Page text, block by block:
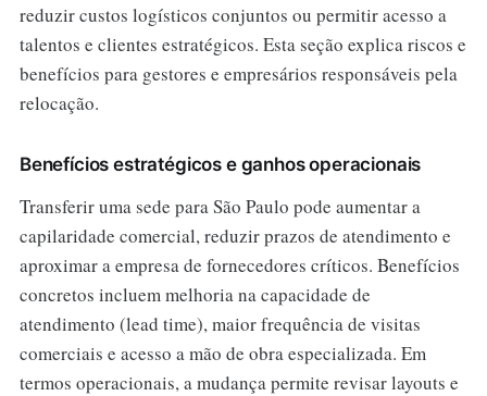
reduzir custos logísticos conjuntos ou permitir acesso a
talentos e clientes estratégicos. Esta seção explica riscos e
benefícios para gestores e empresários responsáveis pela
relocação.
Benefícios estratégicos e ganhos operacionais
Transferir uma sede para São Paulo pode aumentar a
capilaridade comercial, reduzir prazos de atendimento e
aproximar a empresa de fornecedores críticos. Benefícios
concretos incluem melhoria na capacidade de
atendimento (lead time), maior frequência de visitas
comerciais e acesso a mão de obra especializada. Em
termos operacionais, a mudança permite revisar layouts e